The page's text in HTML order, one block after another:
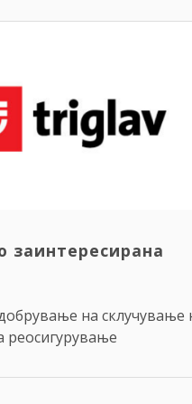
заинтересирана
на склучување
реосигурување